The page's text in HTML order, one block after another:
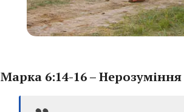
Марка 6:14-16 – Нерозуміння